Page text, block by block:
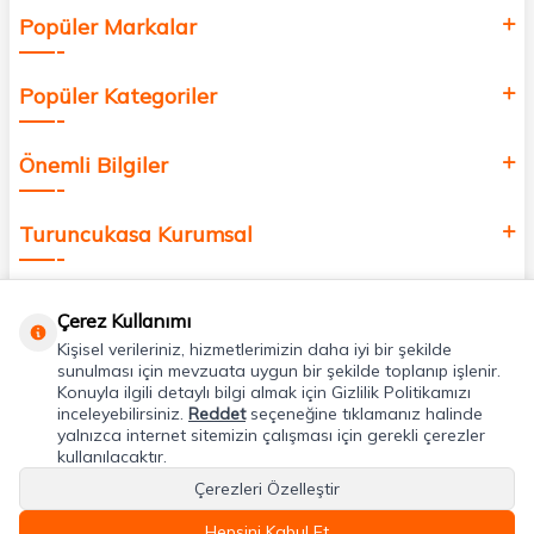
Popüler Markalar
Popüler Kategoriler
Önemli Bilgiler
Turuncukasa Kurumsal
Uygulamalarımız
Adres & İletişim
Çerez Kullanımı
Kişisel verileriniz, hizmetlerimizin daha iyi bir şekilde
sunulması için mevzuata uygun bir şekilde toplanıp işlenir.
Konuyla ilgili detaylı bilgi almak için Gizlilik Politikamızı
inceleyebilirsiniz. Reddetseçeneğine tıklamanız halinde
yalnızca internet sitemizin çalışması için gerekli çerezler
kullanılacaktır.
Çerezleri Özelleştir